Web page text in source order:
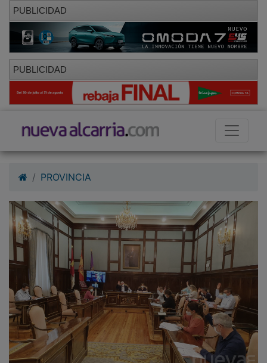
PUBLICIDAD
PUBLICIDAD